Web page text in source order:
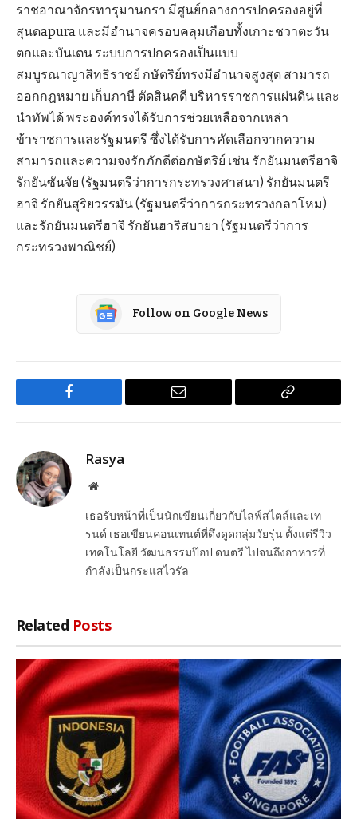
ราชอาณาจักรทารุมานกรา มีศูนย์กลางการปกครองอยู่ที่
สุนดapura และมีอำนาจครอบคลุมเกือบทั้งเกาะชวาตะวัน
ตกและบันเตน ระบบการปกครองเป็นแบบ
สมบูรณาญาสิทธิราชย์ กษัตริย์ทรงมีอำนาจสูงสุด สามารถ
ออกกฎหมาย เก็บภาษี ตัดสินคดี บริหารราชการแผ่นดิน และ
นำทัพได้ พระองค์ทรงได้รับการช่วยเหลือจากเหล่า
ข้าราชการและรัฐมนตรี ซึ่งได้รับการคัดเลือกจากความ
สามารถและความจงรักภักดีต่อกษัตริย์ เช่น รักยันมนตรีฮาจิ
รักยันซันจัย (รัฐมนตรีว่าการกระทรวงศาสนา) รักยันมนตรี
ฮาจิ รักยันสุริยวรรมัน (รัฐมนตรีว่าการกระทรวงกลาโหม)
และรักยันมนตรีฮาจิ รักยันฮาริสบายา (รัฐมนตรีว่าการ
กระทรวงพาณิชย์)
Follow on Google News
Facebook Email
Copy
Rasya
Website
เธอรับหน้าที่เป็นนักเขียนเกี่ยวกับไลฟ์สไตล์และเท
รนด์ เธอเขียนคอนเทนต์ที่ดึงดูดกลุ่มวัยรุ่น ตั้งแต่รีวิว
เทคโนโลยี วัฒนธรรมป๊อป ดนตรี ไปจนถึงอาหารที่
กำลังเป็นกระแสไวรัล
Related Posts